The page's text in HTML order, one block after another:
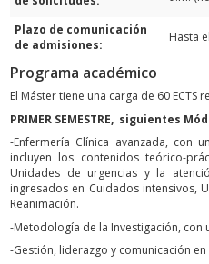
Plazo de comunicación
de admisiones:
Hasta
Programa académico
El Máster tiene una carga de 60 ECTS
PRIMER SEMESTRE, siguientes
-Enfermería Clínica avanzada, con
incluyen los contenidos teórico-
Unidades de urgencias y la
ingresados en Cuidados intensivos,
Reanimación.
-Metodología de la Investigación, con
-Gestión, liderazgo y comunicación en